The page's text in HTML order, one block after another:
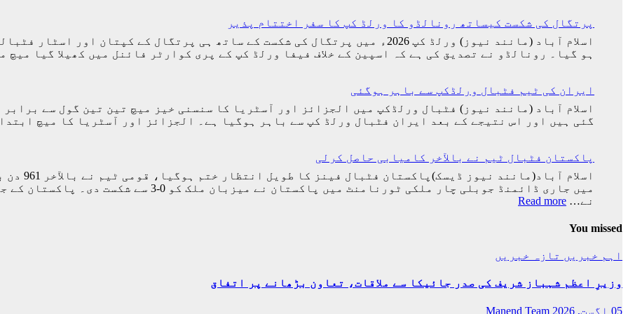
پرتگال کی شکست کیساتھ رونالڈو کا ورلڈ کپ کا سفر اختتام پذیر
اسلام آباد (مانند نیوز) ورلڈ کپ 2026ء میں پرتگال کی شکست کے ساتھ ہی پرتگال کے
ہو گیا۔ رونالڈو نے تصدیق کی ہے کہ اسپین کے خلاف فیفا ورلڈ کپ کے پری کوارٹر فائنل میں کھیلا گیا
ایران کی ٹیم فٹبال ورلڈکپ سے باہر ہوگئی
گئی ہیں اور اس نتیجے کے بعد ایران فٹبال ورلڈ کپ سے باہر ہوگیا ہے۔ الجزائز اور آسٹریا کا میچ ابتدائی 60 منٹ
پاکستان فٹبال ٹیم نے بالآخر کامیابی حاصل کرلی
اسلام
میں جاری ڈائمنڈ جوبلی چار ملکی ٹورنامنٹ میں
نے… Read more
:
بالآخر
حاصل
You missed
اہم خبریں تازہ خبریں
وزیرِ اعظم شہباز شریف کی صدر جائیکا سے ملاقات، تعاون بڑھانے پر اتفاق
05 اگست, 2026 Manend Team